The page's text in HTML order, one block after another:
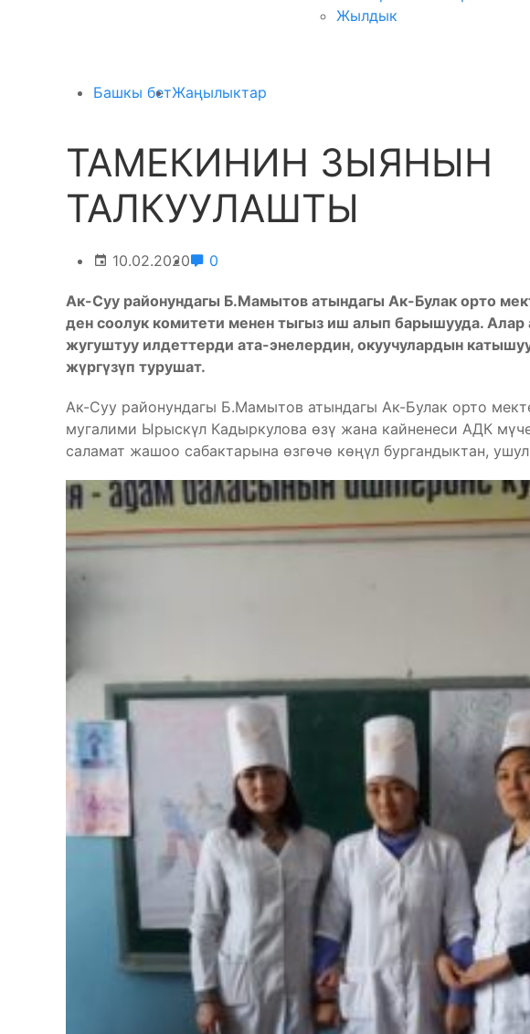
Жылдык
Башкы бетЖаңылыктар
ТАМЕКИНИН ЗЫЯНЫН
ТАЛКУУЛАШТЫ
10.02.2020 0
Ак-Суу районундагы Б.Мамытов атындагы Ак-Булак орто
ден соолук комитети менен тыгыз иш алып барышууда.
жугуштуу илдеттерди ата-энелердин, окуучулардын
жүргүзүп турушат.
Ак-Суу районундагы Б.Мамытов атындагы Ак-Булак орто
мугалими Ырыскүл Кадыркулова өзү жана кайненеси АДК
саламат жашоо сабактарына өзгөчө көңүл бургандыктан,